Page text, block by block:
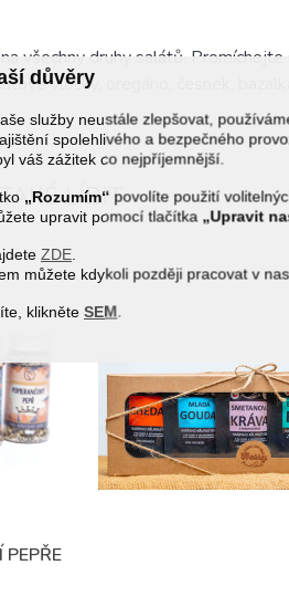
důvěry
služby neustále zlepšovat,
spolehlivého a bezpečného
váš zážitek co nejpříjemnější.
„Rozumím“ povolíte použití
upravit pomocí tlačítka „Upravit
ZDE
můžete kdykoli později pracovat v
klikněteSEM.
všechny druhy salátů.
vločky, oregáno, česnek,
LÍBIT